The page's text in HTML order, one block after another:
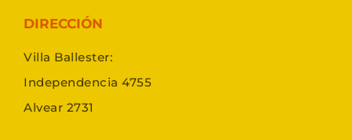
DIRECCIÓN
Villa Ballester:
Independencia 4755
Alvear 2731